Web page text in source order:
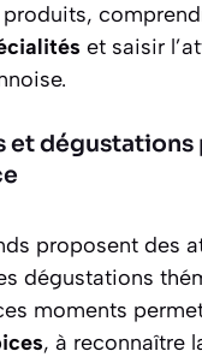
et saisir
et
proposent des
dégustations
moments
, à reconnaître